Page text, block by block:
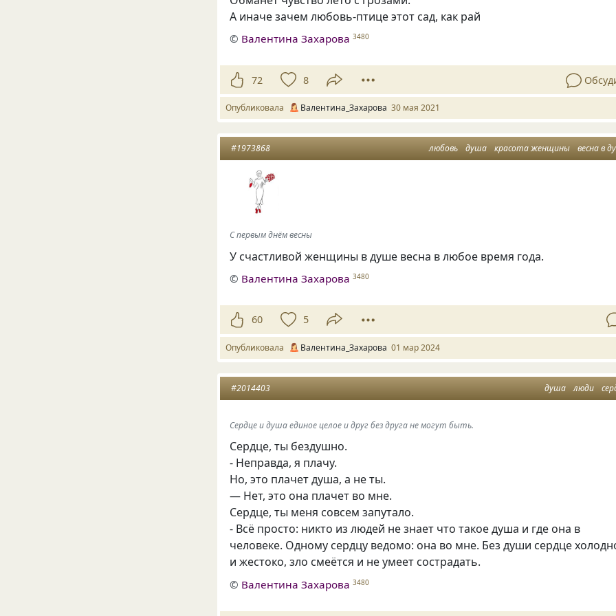
А иначе зачем любовь-птице этот сад, как рай
© Валентина Захарова 3480
72 8
Опубликовала Валентина_Захарова 30 мая 2021
любовь душа красота женщины весна в
#1973868
С первым днём весны
У счастливой женщины в душе весна в любое время года.
© Валентина Захарова 3480
60 5
Опубликовала Валентина_Захарова 01 мар 2024
душа люди
#2014403
Сердце и душа единое целое и друг без друга не могут быть.
Сердце, ты бездушно.
- Неправда, я плачу.
Но, это плачет душа, а не ты.
— Нет, это она плачет во мне.
Сердце, ты меня совсем запутало.
- Всё просто: никто из людей не знает что такое душа и где она в
человеке. Одному сердцу ведомо: она во мне. Без души сердце
и жестоко, зло смеётся и не умеет сострадать.
© Валентина Захарова 3480